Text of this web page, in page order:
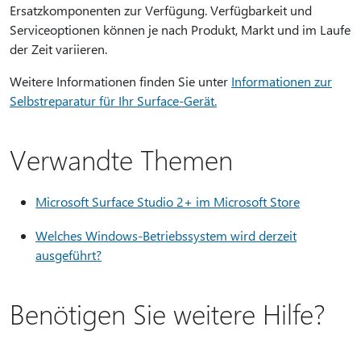
Ersatzkomponenten zur Verfügung. Verfügbarkeit und
Serviceoptionen können je nach Produkt, Markt und im Laufe
der Zeit variieren.
Weitere Informationen finden Sie unter Informationen zur
Selbstreparatur für Ihr Surface-Gerät.
Verwandte Themen
Microsoft Surface Studio 2+ im Microsoft Store
Welches Windows-Betriebssystem wird derzeit
ausgeführt?
Benötigen Sie weitere Hilfe?